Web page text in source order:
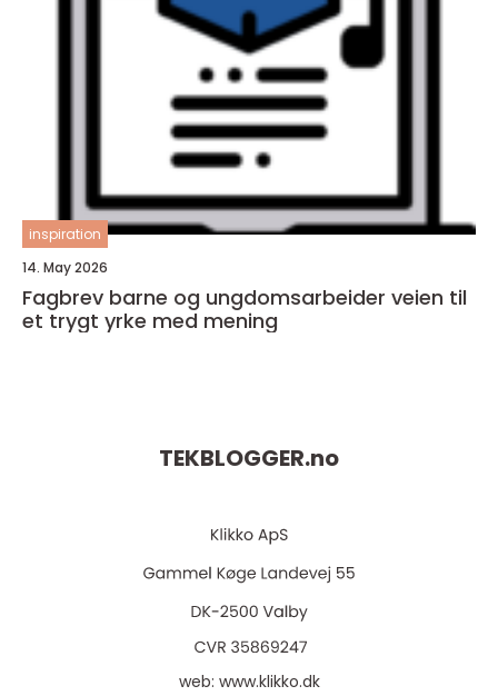
inspiration
14. May 2026
Fagbrev barne og ungdomsarbeider veien til
et trygt yrke med mening
TEKBLOGGER.no
web: www.klikko.dk